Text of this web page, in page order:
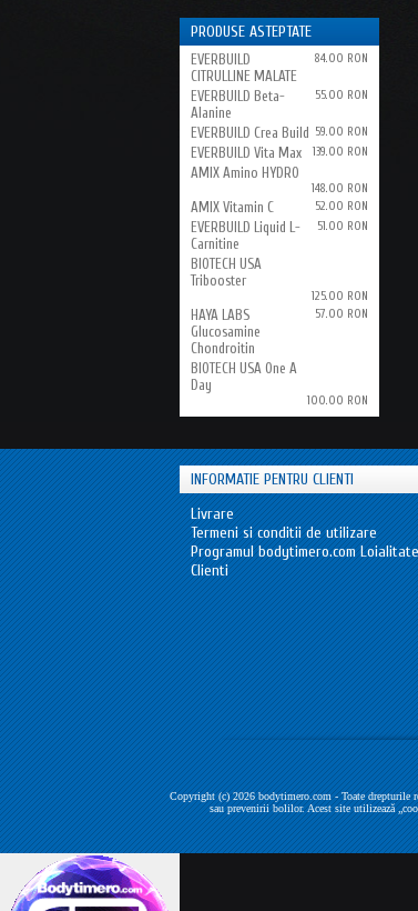
PRODUSE ASTEPTATE
EVERBUILD
CITRULLINE MALATE
84.00 RON
EVERBUILD Beta-
Alanine
55.00 RON
EVERBUILD Crea Build 59.00 RON
EVERBUILD Vita Max 139.00 RON
AMIX Amino HYDRO
148.00 RON
AMIX Vitamin C 52.00 RON
EVERBUILD Liquid L-
Carnitine
51.00 RON
BIOTECH USA
Tribooster
125.00 RON
HAYA LABS
Glucosamine
Chondroitin
57.00 RON
BIOTECH USA One A
Day
100.00 RON
INFORMATIE PENTRU CLIENTI
Livrare
Termeni si conditii de utilizare
Programul bodytimero.com Loialitate
Clienti
Copyright (c) 2026 bodytimero.com - Toate drepturile
sau prevenirii bolilor. Acest site utilizează